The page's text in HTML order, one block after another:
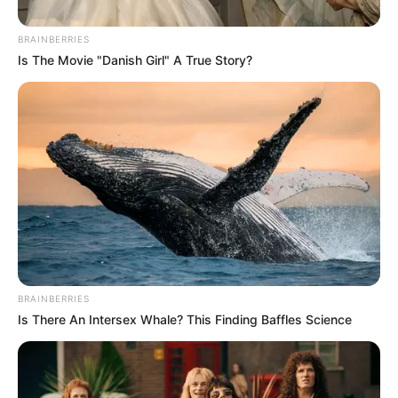
วันนี้โอกาสใหม่ๆยังคงวิ่งเข้าหาตัวคุณ จะได้พบสังคม
ใหม่ๆนำพาไปพบรายได้ใหม่ งานใหม่ งานประจำอาจ
ได้รับมอบหมายงานใหม่ๆ ท่านที่ว่างงานอาจได้งาน
ใหม่ การเงินมีเกณฑ์ได้ลาภลอย หรือมาจากการเสี่ยง
โชค
คนวันจันทร์
ไพ่ประจำวันของท่านในวันนี้ คือ ไพ่สังคม
BRAINBERRIES
Is The Movie "Danish Girl" A True Story?
BRAINBERRIES
Is There An Intersex Whale? This Finding Baffles Science